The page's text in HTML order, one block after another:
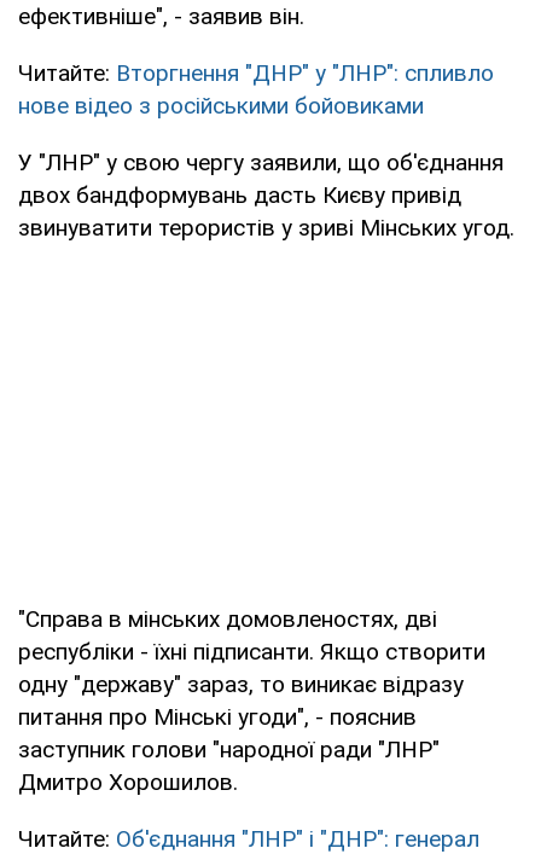
ефективніше", - заявив він.
Читайте: Вторгнення "ДНР" у "ЛНР": спливло
нове відео з російськими бойовиками
У "ЛНР" у свою чергу заявили, що об'єднання
двох бандформувань дасть Києву привід
звинуватити терористів у зриві Мінських угод.
"Справа в мінських домовленостях, дві
республіки - їхні підписанти. Якщо створити
одну "державу" зараз, то виникає відразу
питання про Мінські угоди", - пояснив
заступник голови "народної ради "ЛНР"
Дмитро Хорошилов.
Читайте: Об'єднання "ЛНР" і "ДНР": генерал